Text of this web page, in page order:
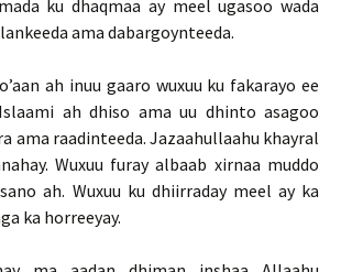
ku dhaqmaa ay meel ugasoo wada
ama dabargoynteeda.
ah inuu gaaro wuxuu ku fakarayo ee
ah dhiso ama uu dhinto asagoo
ama raadinteeda. Jazaahullaahu khayral
Wuxuu furay albaab xirnaa muddo
ah. Wuxuu ku dhiirraday meel ay ka
ka horreeyay.